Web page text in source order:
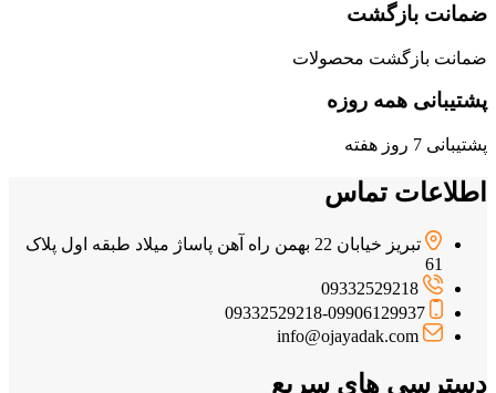
ضمانت بازگشت
ضمانت بازگشت محصولات
پشتیبانی همه روزه
پشتیبانی 7 روز هفته
اطلاعات تماس
تبریز خیابان 22 بهمن راه آهن پاساژ میلاد طبقه اول پلاک
61
09332529218
09332529218-09906129937
info@ojayadak.com
دسترسی های سریع